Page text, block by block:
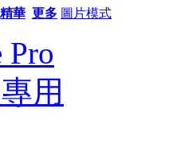
精華 更多 圖片模式